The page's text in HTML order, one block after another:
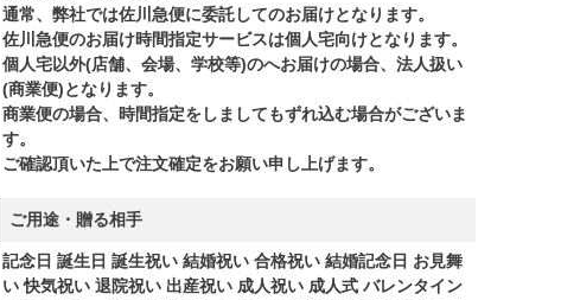
通常、弊社では佐川急便に委託してのお届けとなります。
佐川急便のお届け時間指定サービスは個人宅向けとなります。
個人宅以外(店舗、会場、学校等)のへお届けの場合、法人扱い
(商業便)となります。
商業便の場合、時間指定をしましてもずれ込む場合がございま
す。
ご確認頂いた上で注文確定をお願い申し上げます。
ご用途・贈る相手
記念日 誕生日 誕生祝い 結婚祝い 合格祝い 結婚記念日 お見舞
い 快気祝い 退院祝い 出産祝い 成人祝い 成人式 バレンタイン